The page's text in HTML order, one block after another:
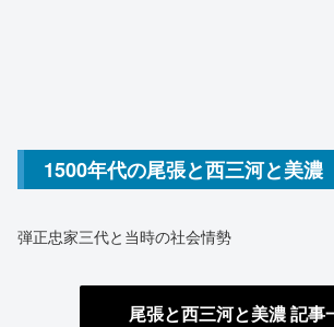
1500年代の尾張と西三河と美濃
弾正忠家三代と当時の社会情勢
尾張と西三河と美濃 記事